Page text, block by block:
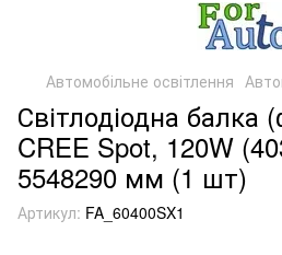
Автомобільне освітлення
Світлодіодна балка
CREE Spot, 120W
5548290 мм (1 шт)
Артикул: FA_60400SX1